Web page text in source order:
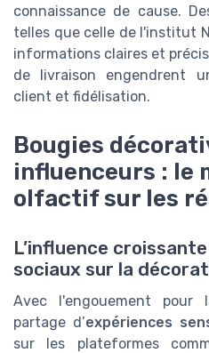
connaissance de cause.
telles que celle de l'institut
informations claires et
de livraison engendrent
client et fidélisation.
Bougies
influenceurs : le
olfactif sur les
L’influence
sociaux sur la
Avec l'engouement
partage d’expériences
sur les plateformes